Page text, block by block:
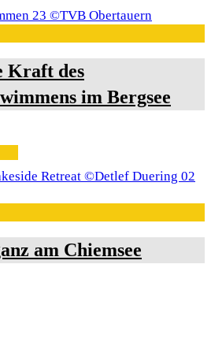
Kraft des
im Bergsee
am Chiemsee